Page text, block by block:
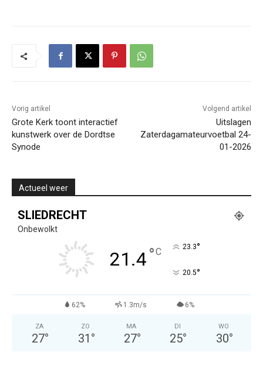
Vorig artikel
Grote Kerk toont interactief
kunstwerk over de Dordtse
Synode
Volgend artikel
Uitslagen
Zaterdagamateurvoetbal 24-
01-2026
Actueel weer
SLIEDRECHT
Onbewolkt
21.4°C 23.3°
20.5°
62% 1.3m/s 6%
ZA
27°
ZO
31 °
MA
27°
DI
25°
WO
30°